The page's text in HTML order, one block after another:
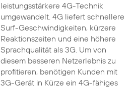
leistungsstärkere 4G-Technik
umgewandelt. 4G liefert schnellere
Surf-Geschwindigkeiten, kürzere
Reaktionszeiten und eine höhere
Sprachqualität als 3G. Um von
diesem besseren Netzerlebnis zu
profitieren, benötigen Kunden mit
3G-Gerät in Kürze ein 4G-fähiges